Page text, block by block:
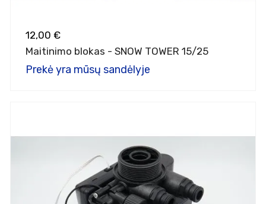
12,00 €
Maitinimo blokas - SNOW TOWER 15/25
Prekė yra mūsų sandėlyje